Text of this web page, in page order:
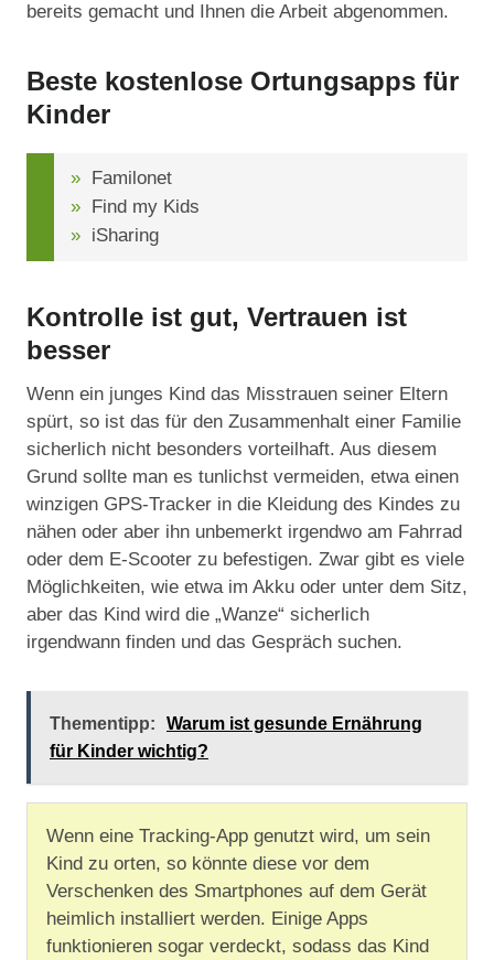
bereits gemacht und Ihnen die Arbeit abgenommen.
Beste kostenlose Ortungsapps für
Kinder
Familonet
Find my Kids
iSharing
Kontrolle ist gut, Vertrauen ist
besser
Wenn ein junges Kind das Misstrauen seiner Eltern
spürt, so ist das für den Zusammenhalt einer Familie
sicherlich nicht besonders vorteilhaft. Aus diesem
Grund sollte man es tunlichst vermeiden, etwa einen
winzigen GPS-Tracker in die Kleidung des Kindes zu
nähen oder aber ihn unbemerkt irgendwo am Fahrrad
oder dem E-Scooter zu befestigen. Zwar gibt es viele
Möglichkeiten, wie etwa im Akku oder unter dem Sitz,
aber das Kind wird die „Wanze“ sicherlich
irgendwann finden und das Gespräch suchen.
Thementipp:
Warum ist gesunde Ernährung
für Kinder wichtig?
Wenn eine Tracking-App genutzt wird, um sein
Kind zu orten, so könnte diese vor dem
Verschenken des Smartphones auf dem Gerät
heimlich installiert werden. Einige Apps
funktionieren sogar verdeckt, sodass das Kind